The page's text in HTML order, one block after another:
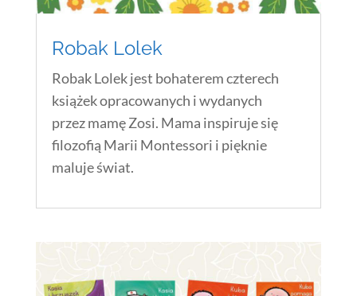
Robak Lolek
Robak Lolek jest bohaterem czterech
książek opracowanych i wydanych
przez mamę Zosi. Mama inspiruje się
filozofią Marii Montessori i pięknie
maluje świat.